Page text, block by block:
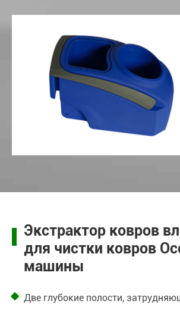
Экстрактор ковров
для чистки ковров
машины
Две глубокие полости,